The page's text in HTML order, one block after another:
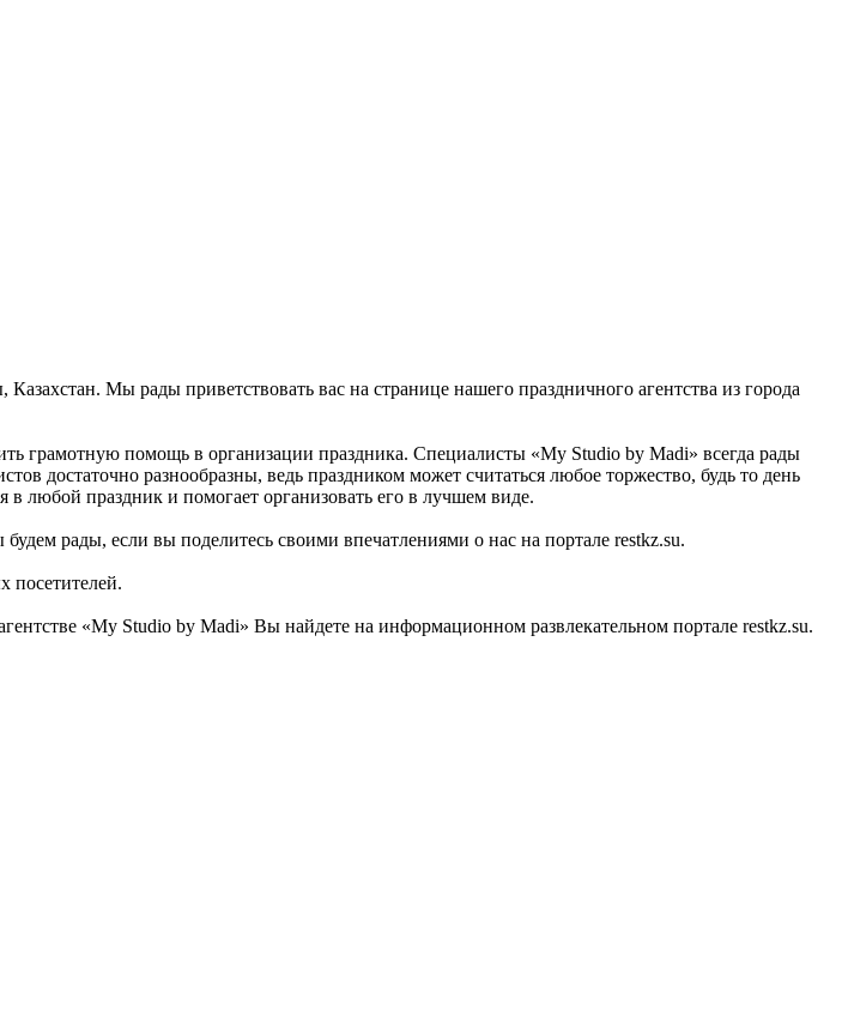
Мы рады приветствовать вас на странице нашего праздничного агентства из города
грамотную помощь в организации праздника. Специалисты «My Studio by Madi» всегда рады
достаточно разнообразны, ведь праздником может считаться любое торжество, будь то день
любой праздник и помогает организовать его в лучшем виде.
рады, если вы поделитесь своими впечатлениями о нас на портале restkz.su.
посетителей.
«My Studio by Madi» Вы найдете на информационном развлекательном портале restkz.su.